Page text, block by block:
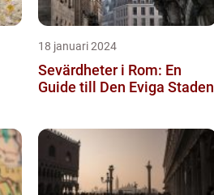
18 januari 2024
Sevärdheter i Rom: En
Guide till Den Eviga Staden